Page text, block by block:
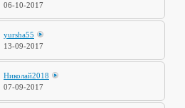
06-10-2017
yursha55
13-09-2017
Николай2018
07-09-2017